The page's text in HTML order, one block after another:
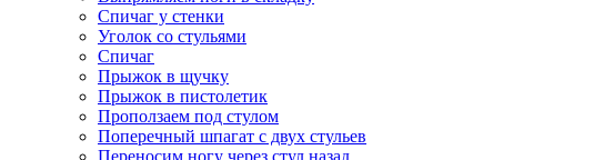
Спичаг у стенки
Уголок со стульями
Спичаг
Прыжок в щучку
Прыжок в пистолетик
Проползаем под стулом
Поперечный шпагат с двух стульев